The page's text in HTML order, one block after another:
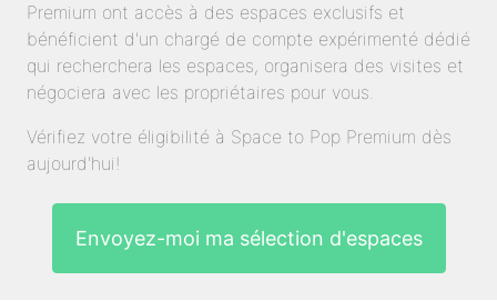
Premium ont accès à des espaces exclusifs et
bénéficient d'un chargé de compte expérimenté dédié
qui recherchera les espaces, organisera des visites et
négociera avec les propriétaires pour vous.
Vérifiez votre éligibilité à Space to Pop Premium dès
aujourd'hui!
Envoyez-moi ma sélection d'espaces